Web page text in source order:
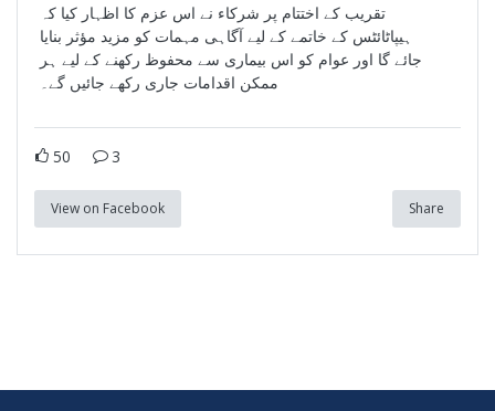
تقریب کے اختتام پر شرکاء نے اس عزم کا اظہار کیا کہ
ہیپاٹائٹس کے خاتمے کے لیے آگاہی مہمات کو مزید مؤثر بنایا
جائے گا اور عوام کو اس بیماری سے محفوظ رکھنے کے لیے ہر
ممکن اقدامات جاری رکھے جائیں گے۔
50 3
View on Facebook Share